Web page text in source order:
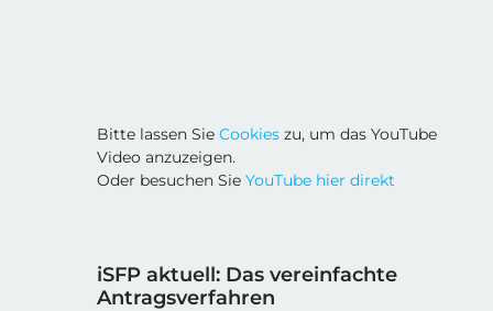
Bitte lassen SieCookies zu, um das YouTube
Video anzuzeigen.
Oder besuchen SieYouTube hier direkt
iSFP aktuell: Das vereinfachte
Antragsverfahren